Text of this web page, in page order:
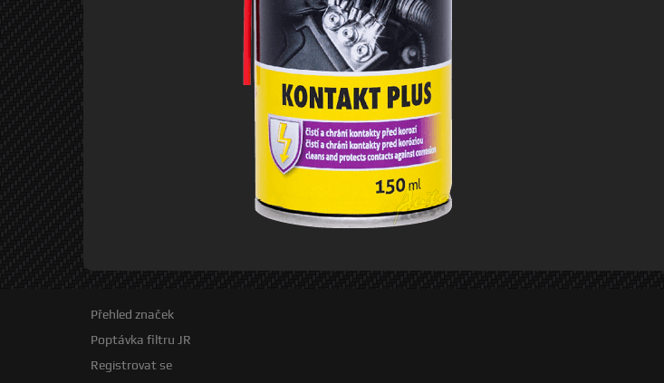
Přehled značek
Poptávka filtru JR
Registrovat se